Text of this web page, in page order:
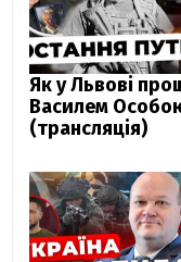
Як у Львові
Василем
(трансляція)